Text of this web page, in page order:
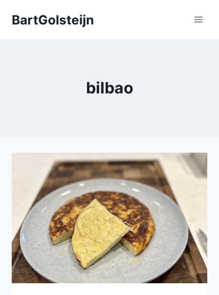
naarBartGolsteijn
bilbao